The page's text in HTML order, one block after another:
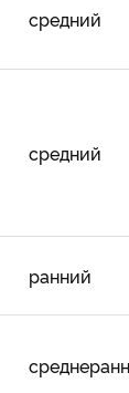
средний
средний
ранний